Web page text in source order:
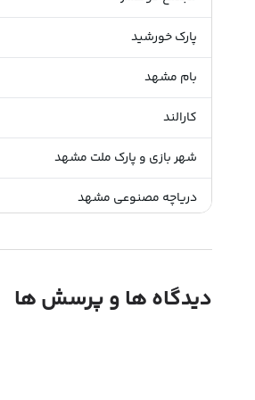
پارک خورشید
بام مشهد
کارالند
شهر بازی و پارک ملت مشهد
دریاچه مصنوعی مشهد
دیدگاه ها و پرسش ها